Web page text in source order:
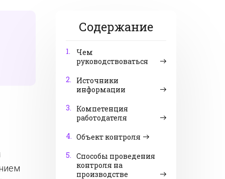
Содержание
1.
Чем
руководствоваться
2.
Источники
информации
3.
Компетенция
работодателя
4. Объект контроля
5. Способы проведения
контроля на
производстве